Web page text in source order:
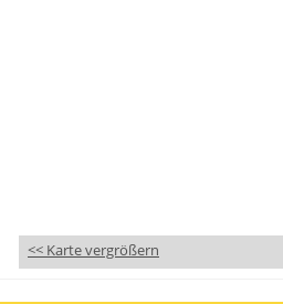
<< Karte vergrößern